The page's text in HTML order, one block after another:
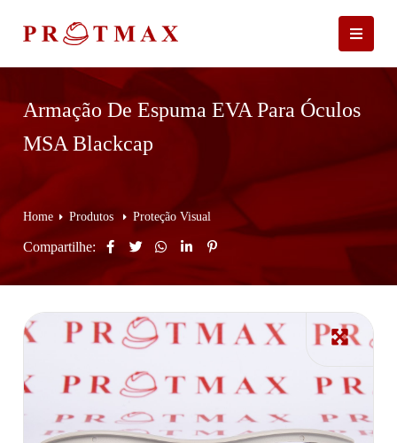
Armação De Espuma EVA Para Óculos
MSA Blackcap
Home Produtos Proteção Visual
Compartilhe: